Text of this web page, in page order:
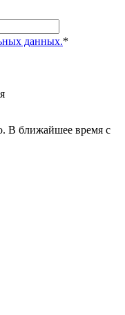
данных.*
В ближайшее время с